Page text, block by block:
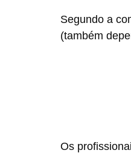
Segundo a
(também
Os